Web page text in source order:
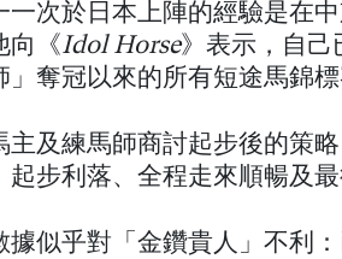
一次於日本上陣的經驗是在
向《Idol Horse》表示，自己
」奪冠以來的所有短途馬錦標
主及練馬師商討起步後的策
起步利落、全程走來順暢及最
據似乎對「金鑽貴人」不利